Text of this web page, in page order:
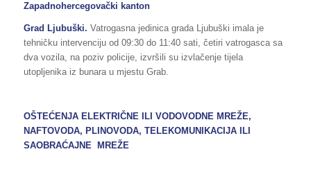
Zapadnohercegovački kanton
Grad Ljubuški. Vatrogasna jedinica grada Ljubuški imala je
tehničku intervenciju od 09:30 do 11:40 sati, četiri vatrogasca sa
dva vozila, na poziv policije, izvršili su izvlačenje tijela
utopljenika iz bunara u mjestu Grab.
OŠTEĆENJA ELEKTRIČNE ILI VODOVODNE MREŽE,
NAFTOVODA, PLINOVODA, TELEKOMUNIKACIJA ILI
SAOBRAĆAJNE MREŽE